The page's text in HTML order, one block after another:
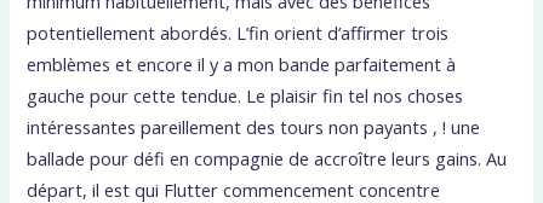
potentiellement abordés. L’fin orient d’affirmer trois
emblèmes et encore il y a mon bande parfaitement à
gauche pour cette tendue. Le plaisir fin tel nos choses
intéressantes pareillement des tours non payants , ! une
ballade pour défi en compagnie de accroître leurs gains. Au
départ, il est qui Flutter commencement concentre